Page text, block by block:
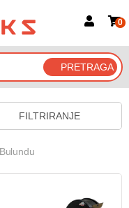
se Google nalogom
0
FILTRIRANJE